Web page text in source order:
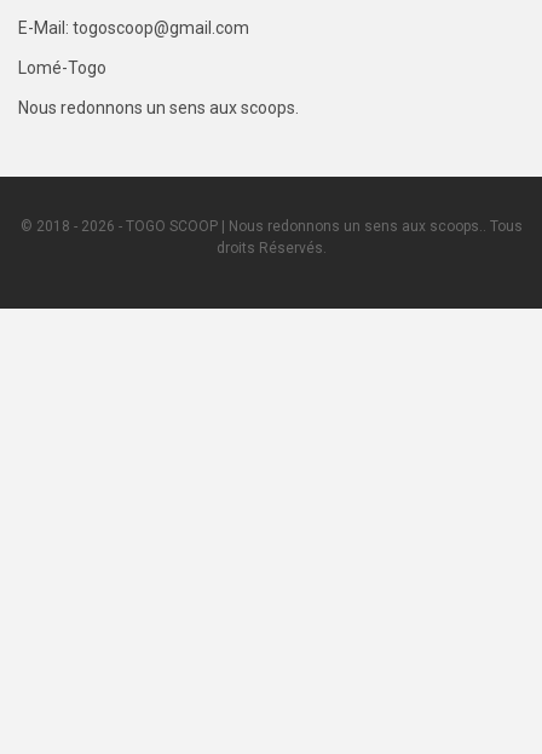
E-Mail: togoscoop@gmail.com
Lomé-Togo
Nous redonnons un sens aux scoops.
© 2018 - 2026 - TOGO SCOOP | Nous redonnons un sens aux scoops.. Tous
droits Réservés.